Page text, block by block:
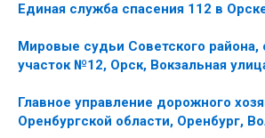
Единая служба спасения 112 в
Мировые судьи Советского района,
участок №12, Орск, Вокзальная
Главное управление дорожного
Оренбургской области, Оренбург,